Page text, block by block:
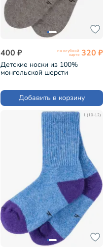
400 ₽ по клубной
карте 320 ₽
Детские носки из 100%
монгольской шерсти
Добавить в корзину
1 (10-12)